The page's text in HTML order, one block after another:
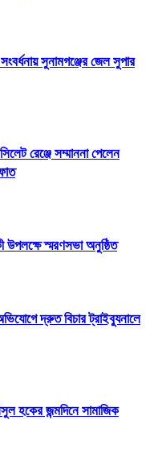
সুনামগঞ্জের জেল সুপার
রেঞ্জে সম্মাননা পেলেন
উপলক্ষে স্মরণসভা অনুষ্ঠিত
দ্রুত বিচার ট্রাইব্যুনালে
হকের জন্মদিনে সামাজিক